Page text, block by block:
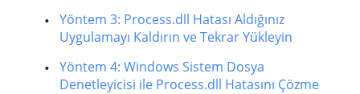
Yöntem 3: Process.dll Hatası Aldığınız
Uygulamayı Kaldırın ve Tekrar Yükleyin
Yöntem 4: Windows Sistem Dosya
Denetleyicisi ile Process.dll Hatasını Çözme